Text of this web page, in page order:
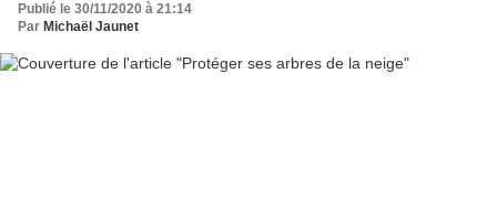
Publié le 30/11/2020 à 21:14
Par Michaël Jaunet